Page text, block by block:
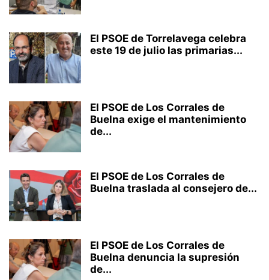
El PSOE de Torrelavega celebra
este 19 de julio las primarias...
El PSOE de Los Corrales de
Buelna exige el mantenimiento
de...
El PSOE de Los Corrales de
Buelna traslada al consejero de...
El PSOE de Los Corrales de
Buelna denuncia la supresión
de...